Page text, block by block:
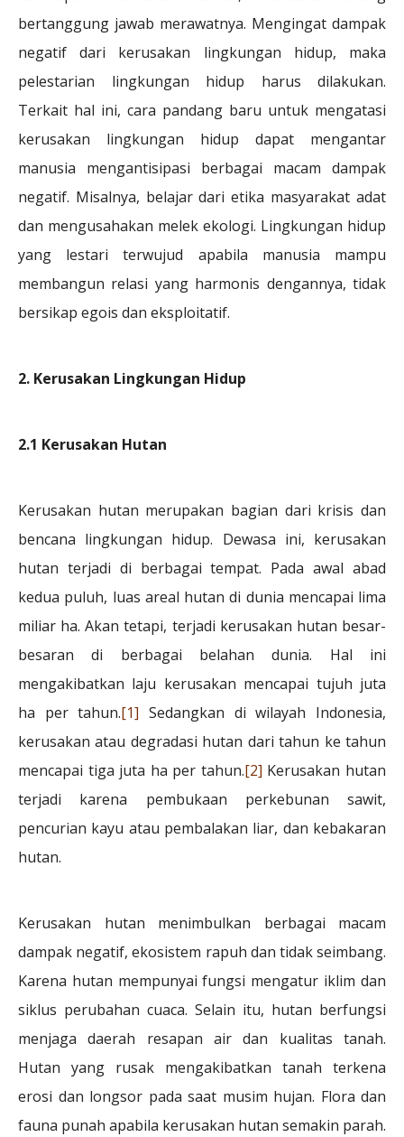
bertanggung jawab merawatnya. Mengingat dampak
negatif dari kerusakan lingkungan hidup, maka
pelestarian lingkungan hidup harus dilakukan.
Terkait hal ini, cara pandang baru untuk mengatasi
kerusakan lingkungan hidup dapat mengantar
manusia mengantisipasi berbagai macam dampak
negatif. Misalnya, belajar dari etika masyarakat adat
dan mengusahakan melek ekologi. Lingkungan hidup
yang lestari terwujud apabila manusia mampu
membangun relasi yang harmonis dengannya, tidak
bersikap egois dan eksploitatif.
2. Kerusakan Lingkungan Hidup
2.1 Kerusakan Hutan
Kerusakan hutan merupakan bagian dari krisis dan
bencana lingkungan hidup. Dewasa ini, kerusakan
hutan terjadi di berbagai tempat. Pada awal abad
kedua puluh, luas areal hutan di dunia mencapai lima
miliar ha. Akan tetapi, terjadi kerusakan hutan besar-
besaran di berbagai belahan dunia. Hal ini
mengakibatkan laju kerusakan mencapai tujuh juta
ha per tahun.[1] Sedangkan di wilayah Indonesia,
kerusakan atau degradasi hutan dari tahun ke tahun
mencapai tiga juta ha per tahun.[2] Kerusakan hutan
terjadi karena pembukaan perkebunan sawit,
pencurian kayu atau pembalakan liar, dan kebakaran
hutan.
Kerusakan hutan menimbulkan berbagai macam
dampak negatif, ekosistem rapuh dan tidak seimbang.
Karena hutan mempunyai fungsi mengatur iklim dan
siklus perubahan cuaca. Selain itu, hutan berfungsi
menjaga daerah resapan air dan kualitas tanah.
Hutan yang rusak mengakibatkan tanah terkena
erosi dan longsor pada saat musim hujan. Flora dan
fauna punah apabila kerusakan hutan semakin parah.